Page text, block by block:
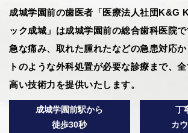
成城学園前の歯医者「医療法人社団K&G
ック成城」は成城学園前の総合歯科医院で
急な痛み、取れた腫れたなどの急患対応
トのような外科処置が必要な診療まで、
高い技術力を提供いたします。
成城学園前駅から
徒歩30秒
丁
カ